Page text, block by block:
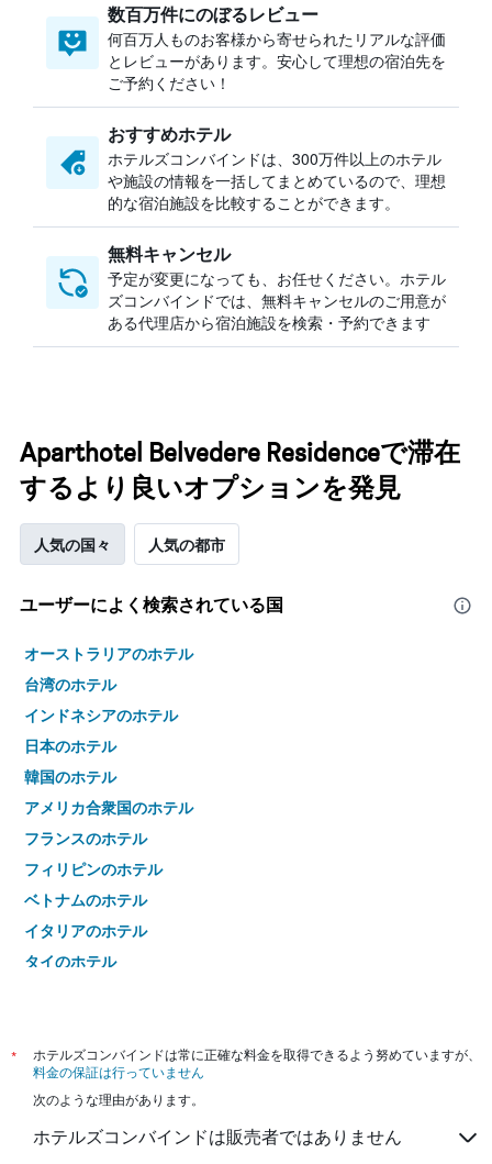
数百万件にのぼるレビュー
何百万人ものお客様から寄せられたリアルな評価
とレビューがあります。安心して理想の宿泊先を
ご予約ください！
おすすめホテル
ホテルズコンバインドは、300万件以上のホテル
や施設の情報を一括してまとめているので、理想
的な宿泊施設を比較することができます。
無料キャンセル
予定が変更になっても、お任せください。ホテル
ズコンバインドでは、無料キャンセルのご用意が
ある代理店から宿泊施設を検索・予約できます
Aparthotel Belvedere Residenceで滞在
するより良いオプションを発見
人気の国々 人気の都市
ユーザーによく検索されている国
オーストラリアのホテル
台湾のホテル
インドネシアのホテル
日本のホテル
韓国のホテル
アメリカ合衆国のホテル
フランスのホテル
フィリピンのホテル
ベトナムのホテル
イタリアのホテル
タイのホテル
*
ホテルズコンバインドは常に正確な料金を取得できるよう努めていますが、
料金の保証は行っていません
次のような理由があります。
ホテルズコンバインドは販売者ではありません